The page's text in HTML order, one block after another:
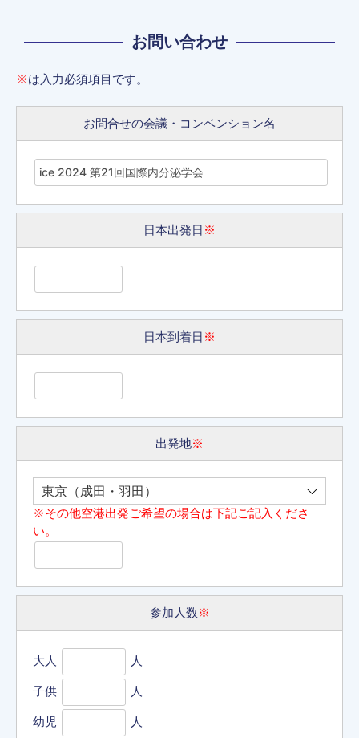
お問い合わせ
※は入力必須項目です。
お問合せの会議・コンベンション名
日本出発日 ※
日本到着日 ※
出発地※
※その他空港出発ご希望の場合は下記ご記入くださ
い。
参加人数※
大人 人
子供 人
幼児
人